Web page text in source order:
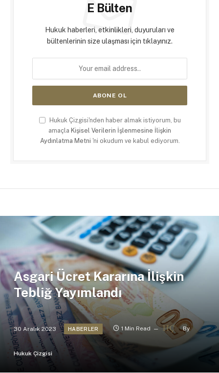
E Bülten
Hukuk haberleri, etkinlikleri, duyuruları ve
bültenlerinin size ulaşması için tıklayınız.
Hukuk Çizgisi'nden haber almak istiyorum, bu
amaçla Kişisel Verilerin İşlenmesine İlişkin
Aydınlatma Metni 'ni okudum ve kabul ediyorum.
Asgari Ücret Kararına İlişkin
Tebliğ Yayımlandı
30 Aralık 2023 HABERLER 1 Min Read By
Hukuk Çizgisi